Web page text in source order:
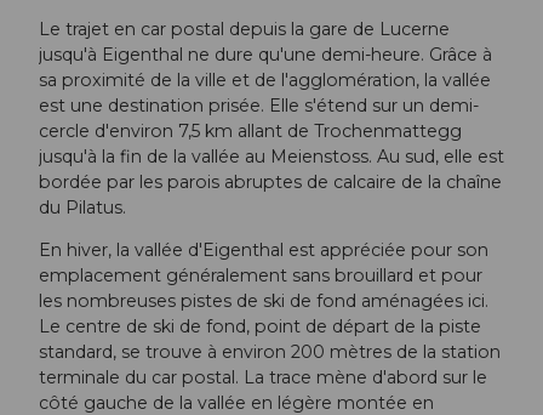
Le trajet en car postal depuis la gare de Lucerne
jusqu'à Eigenthal ne dure qu'une demi-heure. Grâce à
sa proximité de la ville et de l'agglomération, la vallée
est une destination prisée. Elle s'étend sur un demi-
cercle d'environ 7,5 km allant de Trochenmattegg
jusqu'à la fin de la vallée au Meienstoss. Au sud, elle est
bordée par les parois abruptes de calcaire de la chaîne
du Pilatus.
En hiver, la vallée d'Eigenthal est appréciée pour son
emplacement généralement sans brouillard et pour
les nombreuses pistes de ski de fond aménagées ici.
Le centre de ski de fond, point de départ de la piste
standard, se trouve à environ 200 mètres de la station
terminale du car postal. La trace mène d'abord sur le
côté gauche de la vallée en légère montée en